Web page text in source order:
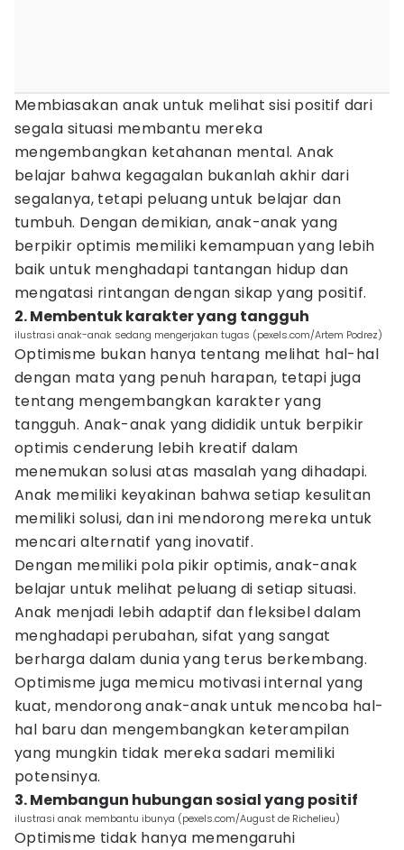
Membiasakan anak untuk melihat sisi positif dari
segala situasi membantu mereka
mengembangkan ketahanan mental. Anak
belajar bahwa kegagalan bukanlah akhir dari
segalanya, tetapi peluang untuk belajar dan
tumbuh. Dengan demikian, anak-anak yang
berpikir optimis memiliki kemampuan yang lebih
baik untuk menghadapi tantangan hidup dan
mengatasi rintangan dengan sikap yang positif.
2. Membentuk karakter yang tangguh
ilustrasi anak-anak sedang mengerjakan tugas (pexels.com/Artem Podrez)
Optimisme bukan hanya tentang melihat hal-hal
dengan mata yang penuh harapan, tetapi juga
tentang mengembangkan karakter yang
tangguh. Anak-anak yang dididik untuk berpikir
optimis cenderung lebih kreatif dalam
menemukan solusi atas masalah yang dihadapi.
Anak memiliki keyakinan bahwa setiap kesulitan
memiliki solusi, dan ini mendorong mereka untuk
mencari alternatif yang inovatif.
Dengan memiliki pola pikir optimis, anak-anak
belajar untuk melihat peluang di setiap situasi.
Anak menjadi lebih adaptif dan fleksibel dalam
menghadapi perubahan, sifat yang sangat
berharga dalam dunia yang terus berkembang.
Optimisme juga memicu motivasi internal yang
kuat, mendorong anak-anak untuk mencoba hal-
hal baru dan mengembangkan keterampilan
yang mungkin tidak mereka sadari memiliki
potensinya.
3. Membangun hubungan sosial yang positif
ilustrasi anak membantu ibunya (pexels.com/August de Richelieu)
Optimisme tidak hanya memengaruhi